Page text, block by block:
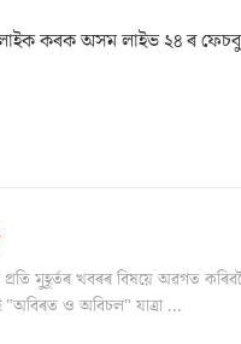
লাইক কৰক অসম লাইভ ২৪ ৰ
মুহূৰ্তৰ খবৰৰ বিষয়ে অৱগত
ও অবিচল" যাত্ৰা ...